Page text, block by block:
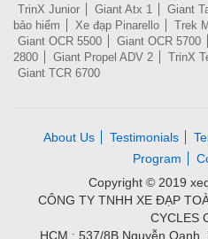
TrinX Junior
Giant Atx 1 Giant
bảo hiểm
Xe đạp Pinarello Trek
Giant OCR 5500
Giant OCR 5700
2800
Giant Propel ADV 2 TrinX
Giant TCR 6700
About Us Testimonials
Program
Copyright © 2019
CÔNG TY TNHH XE ĐẠP
CYCLES
HCM : 537/8B Nguyễn Oanh,